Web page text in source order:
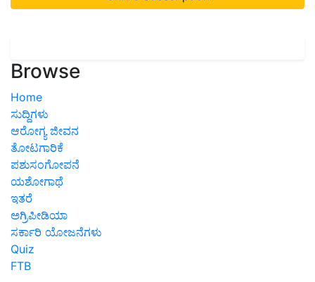
Browse
Home
ಸುದ್ದಿಗಳು
ಆರೋಗ್ಯ ಜೀವನ
ತೋಟಗಾರಿಕೆ
ಪಶುಸಂಗೋಪನೆ
ಯಶೋಗಾಥೆ
ಇತರೆ
ಅಗ್ರಿಪೀಡಿಯಾ
ಸರ್ಕಾರಿ ಯೋಜನೆಗಳು
Quiz
FTB